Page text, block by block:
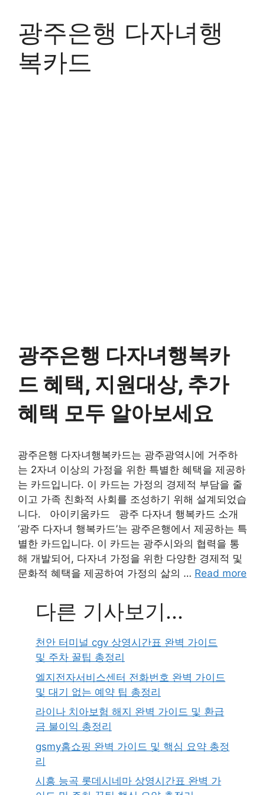
content광주은행 다자녀행
복카드
광주은행 다자녀행복카
드 혜택, 지원대상, 추가
혜택 모두 알아보세요
광주은행 다자녀행복카드는 광주광역시에 거주하
는 2자녀 이상의 가정을 위한 특별한 혜택을 제공하
는 카드입니다. 이 카드는 가정의 경제적 부담을 줄
이고 가족 친화적 사회를 조성하기 위해 설계되었습
니다. 아이키움카드 광주 다자녀 행복카드 소개
‘광주 다자녀 행복카드’는 광주은행에서 제공하는 특
별한 카드입니다. 이 카드는 광주시와의 협력을 통
해 개발되어, 다자녀 가정을 위한 다양한 경제적 및
문화적 혜택을 제공하여 가정의 삶의 … Read more
다른 기사보기...
천안 터미널 cgv 상영시간표 완벽 가이드
및 주차 꿀팁 총정리
엘지전자서비스센터 전화번호 완벽 가이드
및 대기 없는 예약 팁 총정리
라이나 치아보험 해지 완벽 가이드 및 환급
금 불이익 총정리
gsmy홈쇼핑 완벽 가이드 및 핵심 요약 총정
리
시흥 능곡 롯데시네마 상영시간표 완벽 가